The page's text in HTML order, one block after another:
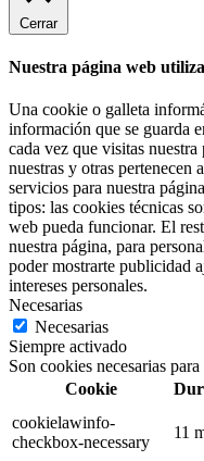
Cerrar
Nuestra página web
Una cookie o galleta
información que se guarda
cada vez que visitas
nuestras y otras pertenecen
servicios para nuestra
tipos: las cookies técnicas
web pueda funcionar. El
nuestra página, para
poder mostrarte publicidad
intereses personales.
Necesarias
Necesarias
Siempre activado
Son cookies necesarias
Cookie
cookielawinfo-
checkbox-necessary
11